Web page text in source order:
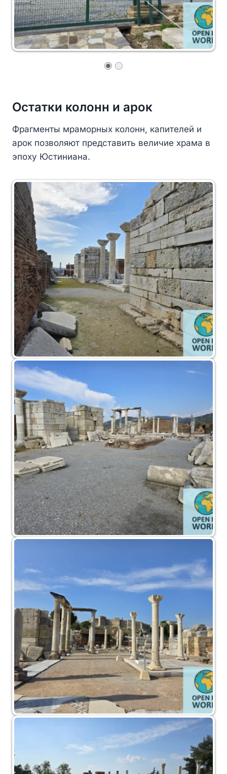
Остатки колонн и арок
Фрагменты мраморных колонн, капителей и
арок позволяют представить величие храма в
эпоху Юстиниана.